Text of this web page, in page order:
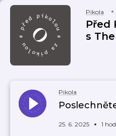
Pikola
Před
s
Pikola
25. 6. 2025 1 hod